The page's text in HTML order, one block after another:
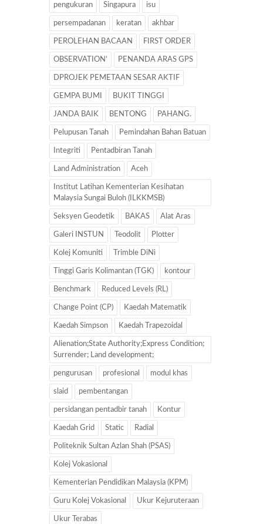
pengukuran Singapura isu
persempadanan keratan akhbar
PEROLEHAN BACAAN FIRST ORDER
OBSERVATION’ PENANDA ARAS GPS
DPROJEK PEMETAAN SESAR AKTIF
GEMPA BUMI BUKIT TINGGI
JANDA BAIK BENTONG PAHANG.
Pelupusan Tanah Pemindahan Bahan Batuan
Integriti Pentadbiran Tanah
Land Administration Aceh
Institut Latihan Kementerian Kesihatan
Malaysia Sungai Buloh (ILKKMSB)
Seksyen Geodetik BAKAS Alat Aras
Galeri INSTUN Teodolit Plotter
Kolej Komuniti Trimble DiNi
Tinggi Garis Kolimantan (TGK) kontour
Benchmark Reduced Levels (RL)
Change Point (CP) Kaedah Matematik
Kaedah Simpson Kaedah Trapezoidal
Alienation;State Authority;Express Condition;
Surrender; Land development;
pengurusan profesional modul khas
slaid pembentangan
persidangan pentadbir tanah Kontur
Kaedah Grid Static Radial
Politeknik Sultan Azlan Shah (PSAS)
Kolej Vokasional
Kementerian Pendidikan Malaysia (KPM)
Guru Kolej Vokasional Ukur Kejuruteraan
Ukur Terabas